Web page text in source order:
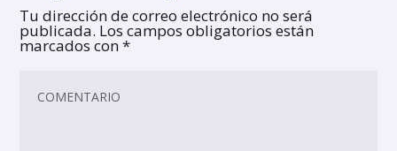
Tu dirección de correo electrónico no será
publicada. Los campos obligatorios están
marcados con*